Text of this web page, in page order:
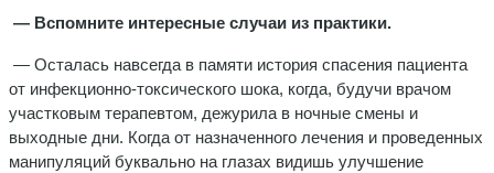
— Вспомните интересные случаи из практики.
— Осталась навсегда в памяти история спасения пациента
от инфекционно-токсического шока, когда, будучи врачом
участковым терапевтом, дежурила в ночные смены и
выходные дни. Когда от назначенного лечения и проведенных
манипуляций буквально на глазах видишь улучшение